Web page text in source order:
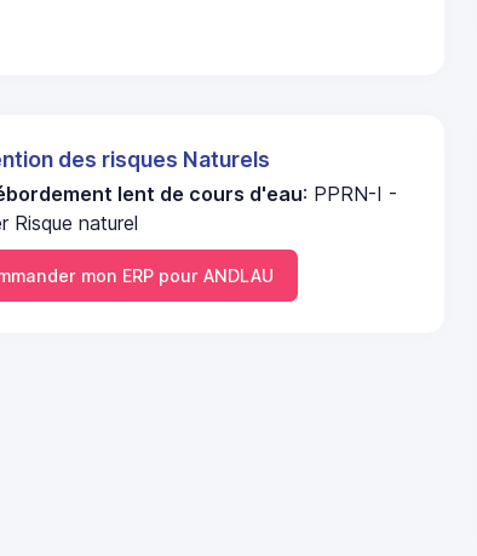
des risques Naturels
lent de cours d'eau: PPRN-I -
Risque naturel
mon ERP pour ANDLAU